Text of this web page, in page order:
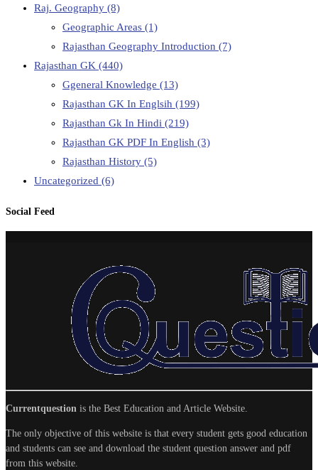
Raj. Geography (8)
Geographic Areas (1)
Rajasthan Geography Introduction (7)
Rajasthan GK (440)
Ggeneral Knowledge (13)
Rajasthan GK In Englsih (199)
Rajasthan Gk In Hindi (219)
Rajasthan GK PDF In English (3)
Rajasthan History (5)
Uncategorized (6)
Social Feed
Currentquestion is the Best Education and Article Website.
The only objective of this website is that every student gets good education
and students can see and download the student question answer and pdf
from this website.